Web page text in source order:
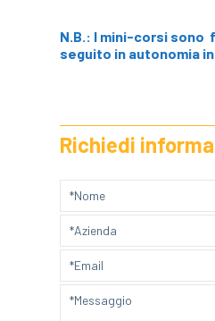
N.B.: I mini-corsi sono
seguito in autonomia
Richiedi